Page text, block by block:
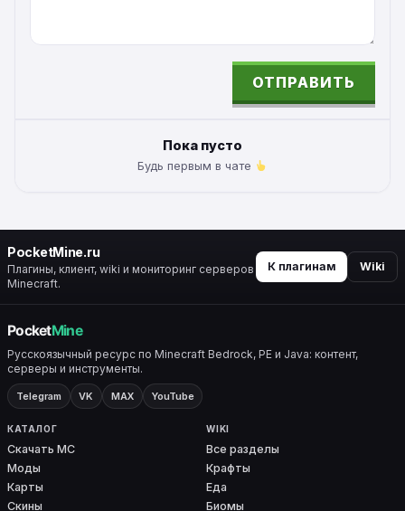
ОТПРАВИТЬ
Пока пусто
Будь первым в чате
PocketMine.ru
Плагины, клиент, wiki и мониторинг серверов
Minecraft.
К плагинам Wiki
Русскоязычный ресурс по Minecraft Bedrock, PE и Java: контент,
серверы и инструменты.
Telegram VK MAX YouTube
КАТАЛОГ
Скачать MC
Моды
Карты
Скины
WIKI
Все разделы
Крафты
Еда
Биомы